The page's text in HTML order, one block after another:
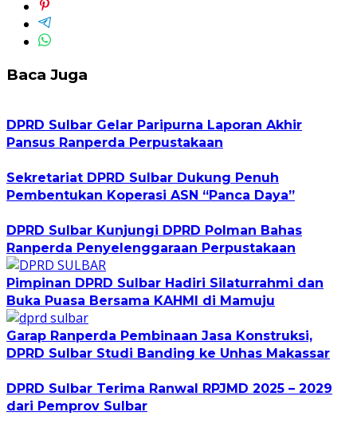
Baca Juga
DPRD Sulbar Gelar Paripurna Laporan Akhir
Pansus Ranperda Perpustakaan
Sekretariat DPRD Sulbar Dukung Penuh
Pembentukan Koperasi ASN “Panca Daya”
DPRD Sulbar Kunjungi DPRD Polman Bahas
Ranperda Penyelenggaraan Perpustakaan
Pimpinan DPRD Sulbar Hadiri Silaturrahmi dan
Buka Puasa Bersama KAHMI di Mamuju
Garap Ranperda Pembinaan Jasa Konstruksi,
DPRD Sulbar Studi Banding ke Unhas Makassar
DPRD Sulbar Terima Ranwal RPJMD 2025 – 2029
dari Pemprov Sulbar